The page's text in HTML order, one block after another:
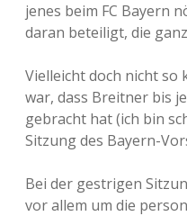
s
e
e
n
L
a
n
jenes beim FC Bayern
daran beteiligt, die
Vielleicht doch nicht so
war, dass Breitner bis
gebracht hat (ich bin
Sitzung des Bayern-
Bei der gestrigen
vor allem um die